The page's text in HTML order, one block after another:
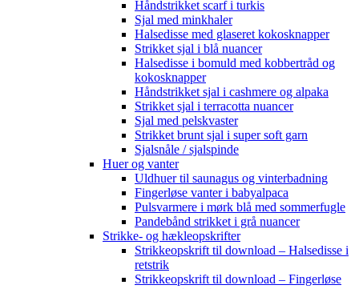
Håndstrikket scarf i turkis
Sjal med minkhaler
Halsedisse med glaseret kokosknapper
Strikket sjal i blå nuancer
Halsedisse i bomuld med kobbertråd og
kokosknapper
Håndstrikket sjal i cashmere og alpaka
Strikket sjal i terracotta nuancer
Sjal med pelskvaster
Strikket brunt sjal i super soft garn
Sjalsnåle / sjalspinde
Huer og vanter
Uldhuer til saunagus og vinterbadning
Fingerløse vanter i babyalpaca
Pulsvarmere i mørk blå med sommerfugle
Pandebånd strikket i grå nuancer
Strikke- og hækleopskrifter
Strikkeopskrift til download – Halsedisse i
retstrik
Strikkeopskrift til download – Fingerløse